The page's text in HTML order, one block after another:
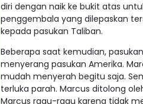
diri dengan naik ke bukit atas
penggembala yang dilepaskan
kepada pasukan Taliban.
Beberapa saat kemudian,
menyerang pasukan Amerika.
mudah menyerah begitu saja.
terluka parah. Marcus ditolong
Marcus ragu-ragu karena tidak